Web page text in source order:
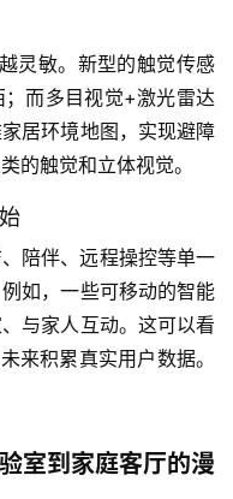
灵敏。新型的触觉传感
而多目视觉+激光雷达
居环境地图，实现避障
的触觉和立体视觉。
陪伴、远程操控等单一
如，一些可移动的智能
与家人互动。这可以看
来积累真实用户数据。
室到家庭客厅的漫